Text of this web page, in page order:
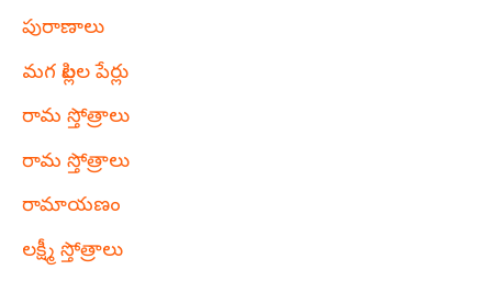
పురాణాలు
మగ పిల్లల పేర్లు
రామ స్తోత్రాలు
రామ స్తోత్రాలు
రామాయణం
లక్ష్మీ స్తోత్రాలు